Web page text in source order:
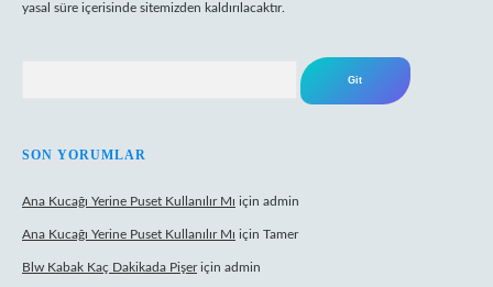
yasal süre içerisinde sitemizden kaldırılacaktır.
SON YORUMLAR
Ana Kucağı Yerine Puset Kullanılır Mı için admin
Ana Kucağı Yerine Puset Kullanılır Mı için Tamer
Blw Kabak Kaç Dakikada Pişeriçin admin